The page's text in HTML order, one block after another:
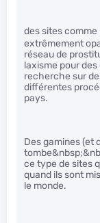
des sites comme
extrêmement
réseau de
laxisme pour
recherche sur
différentes
pays.
Des gamines (et
ce type de sites
quand ils sont
le monde.